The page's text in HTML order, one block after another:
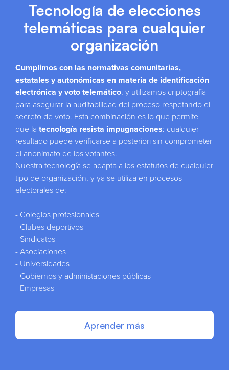
Tecnología de elecciones
telemáticas para cualquier
organización
Cumplimos con las normativas comunitarias,
estatales y autonómicas en materia de identificación
electrónica y voto telemático, y utilizamos criptografía
para asegurar la auditabilidad del proceso respetando el
secreto de voto. Esta combinación es lo que permite
que la tecnología resista impugnaciones: cualquier
resultado puede verificarse a posteriori sin comprometer
el anonimato de los votantes.
Nuestra tecnología se adapta a los estatutos de cualquier
tipo de organización, y ya se utiliza en procesos
electorales de:
- Colegios profesionales
- Clubes deportivos
- Sindicatos
- Asociaciones
- Universidades
- Gobiernos y administaciones públicas
- Empresas
Aprender más